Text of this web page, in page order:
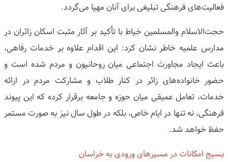
فعالیت‌های فرهنگی تبلیغی برای آنان مهیا می‌گردد.
حجت‌الاسلام والمسلمین خیاط با تأکید بر آثار مثبت اسکان زائران در
مدارس علمیه خاطر نشان کرد: این اقدام علاوه بر خدمات رفاهی،
باعث ایجاد مجاورت اجتماعی میان روحانیون و مردم شده است و
حضور خانواده‌های زائر در کنار طلاب و مشارکت مردم در ارائه
خدمات، تعامل عمیقی میان حوزه و جامعه برقرار کرده که این پیوند
فرهنگی، نه تنها در ایام خاص، بلکه در طول سال نیز به صورت مستمر
حفظ خواهد شد.
بسیج امکانات در مسیرهای ورودی به خراسان